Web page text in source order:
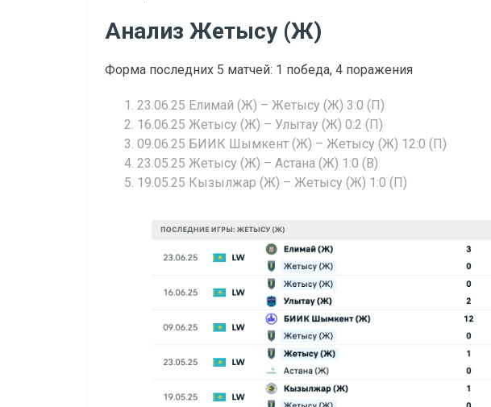
Анализ Жетысу (Ж)
Форма последних 5 матчей: 1 победа, 4 поражения
23.06.25 Елимай (Ж) – Жетысу (Ж) 3:0 (П)
16.06.25 Жетысу (Ж) – Улытау (Ж) 0:2 (П)
09.06.25 БИИК Шымкент (Ж) – Жетысу (Ж) 12:0 (П)
23.05.25 Жетысу (Ж) – Астана (Ж) 1:0 (В)
19.05.25 Кызылжар (Ж) – Жетысу (Ж) 1:0 (П)